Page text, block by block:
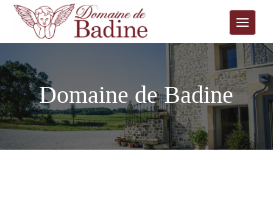
Domaine de Badine